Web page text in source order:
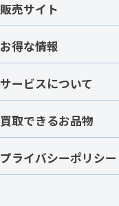
販売サイト
お得な情報
サービスについて
買取できるお品物
プライバシーポリシー